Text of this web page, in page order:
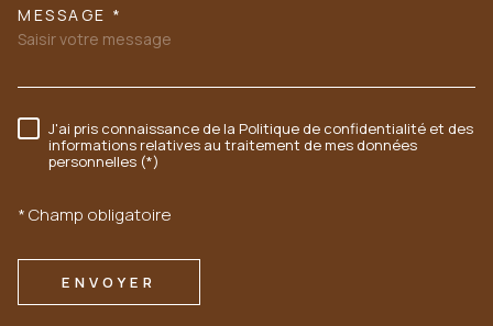
MESSAGE *
RÈGLEMENTATION
J'ai pris connaissance de la Politique de confidentialité et des
informations relatives au traitement de mes données
personnelles (*)
* Champ obligatoire
ENVOYER